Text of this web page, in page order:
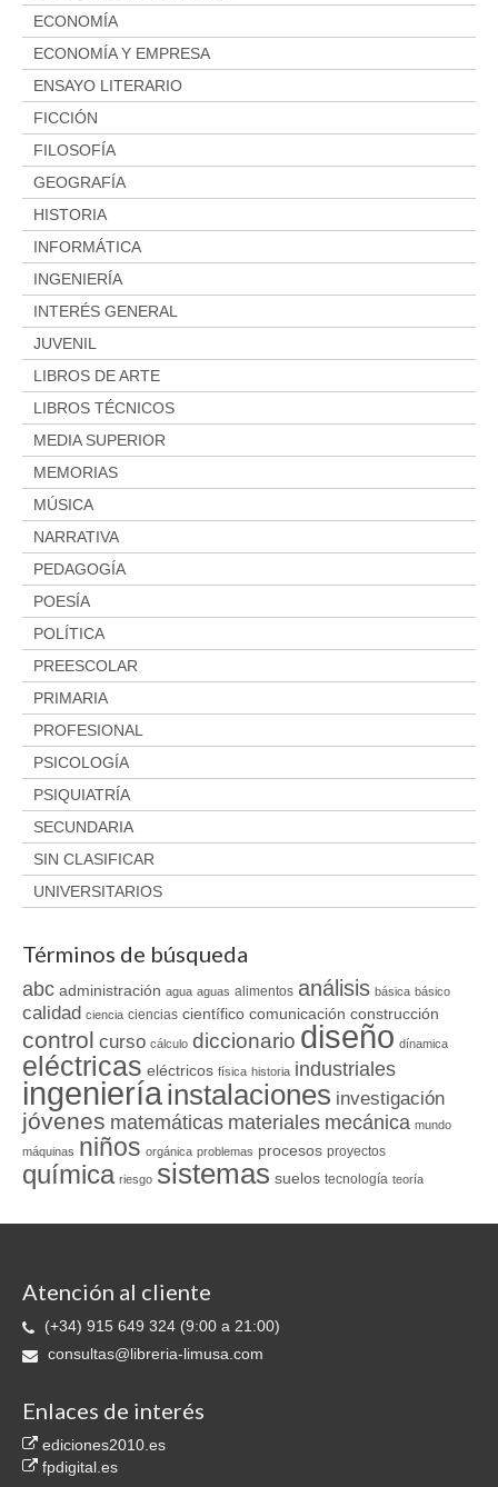
ECONOMÍA
ECONOMÍA Y EMPRESA
ENSAYO LITERARIO
FICCIÓN
FILOSOFÍA
GEOGRAFÍA
HISTORIA
INFORMÁTICA
INGENIERÍA
INTERÉS GENERAL
JUVENIL
LIBROS DE ARTE
LIBROS TÉCNICOS
MEDIA SUPERIOR
MEMORIAS
MÚSICA
NARRATIVA
PEDAGOGÍA
POESÍA
POLÍTICA
PREESCOLAR
PRIMARIA
PROFESIONAL
PSICOLOGÍA
PSIQUIATRÍA
SECUNDARIA
SIN CLASIFICAR
UNIVERSITARIOS
Términos de búsqueda
abc administración agua aguas alimentos análisis básica básico
calidad ciencia ciencias científico comunicación construcción
control curso cálculo diccionario diseño dínamica
eléctricas eléctricos física historia industriales
ingenieríainstalaciones investigación
jóvenes matemáticas materiales mecánica mundo
máquinas niños orgánica problemas procesos proyectos
química riesgo sistemas suelos tecnología teoría
Atención al cliente
(+34) 915 649 324 (9:00 a 21:00)
consultas@libreria-limusa.com
Enlaces de interés
ediciones2010.es
fpdigital.es